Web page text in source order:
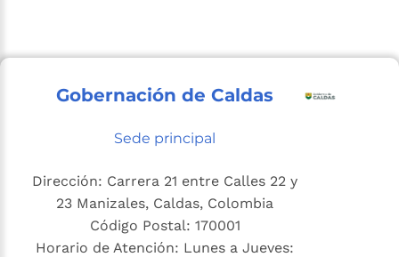
Gobernación de Caldas
Sede principal
Dirección: Carrera 21 entre Calles 22 y
23 Manizales, Caldas, Colombia
Código Postal: 170001
Horario de Atención: Lunes a Jueves: